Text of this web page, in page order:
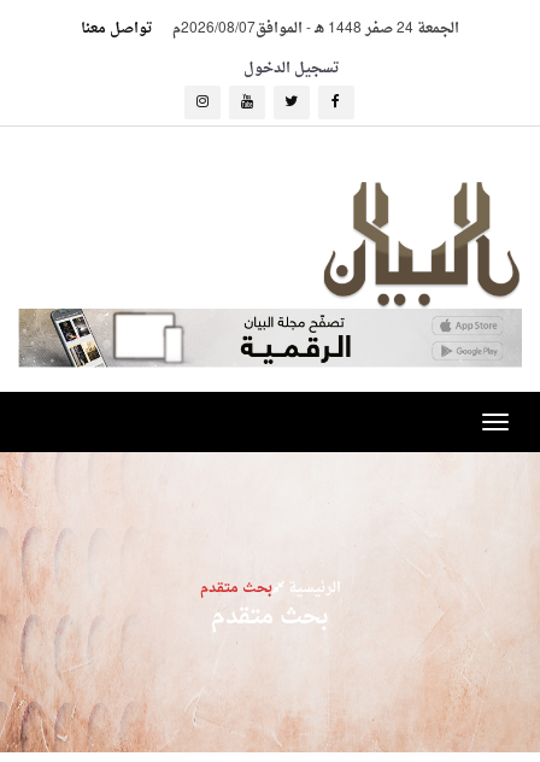
الجمعة 24 صفر 1448 هـ -الموافق2026/08/07م
تواصل معنا
تسجيل الدخول
Toggle
navigation
الرئيسية بحث متقدم
بحث متقدم